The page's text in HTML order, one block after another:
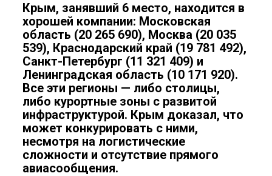
Крым, занявший 6 место, находится в
хорошей компании: Московская
область (20 265 690), Москва (20 035
539), Краснодарский край (19 781 492),
Санкт-Петербург (11 321 409) и
Ленинградская область (10 171 920).
Все эти регионы — либо столицы,
либо курортные зоны с развитой
инфраструктурой. Крым доказал, что
может конкурировать с ними,
несмотря на логистические
сложности и отсутствие прямого
авиасообщения.